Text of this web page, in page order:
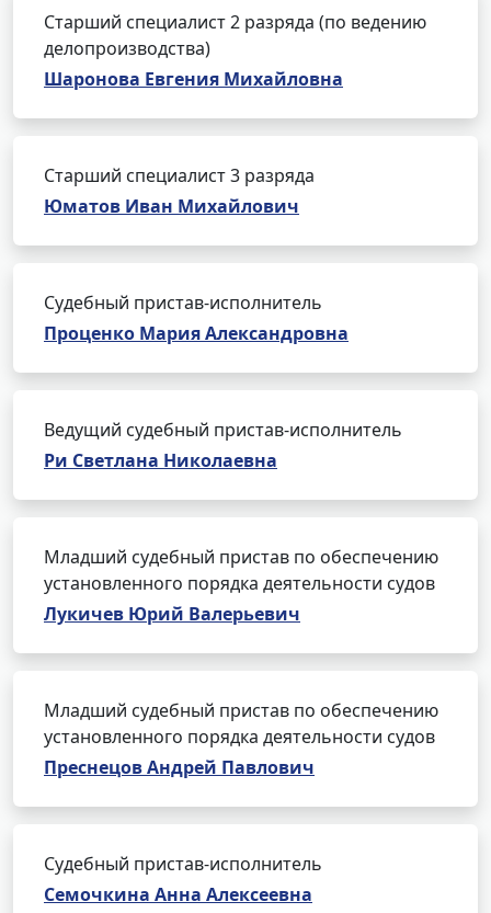
Старший специалист 2 разряда (по ведению
делопроизводства)
Шаронова Евгения Михайловна
Старший специалист 3 разряда
Юматов Иван Михайлович
Судебный пристав-исполнитель
Проценко Мария Александровна
Ведущий судебный пристав-исполнитель
Ри Светлана Николаевна
Младший судебный пристав по обеспечению
установленного порядка деятельности судов
Лукичев Юрий Валерьевич
Младший судебный пристав по обеспечению
установленного порядка деятельности судов
Преснецов Андрей Павлович
Судебный пристав-исполнитель
Семочкина Анна Алексеевна